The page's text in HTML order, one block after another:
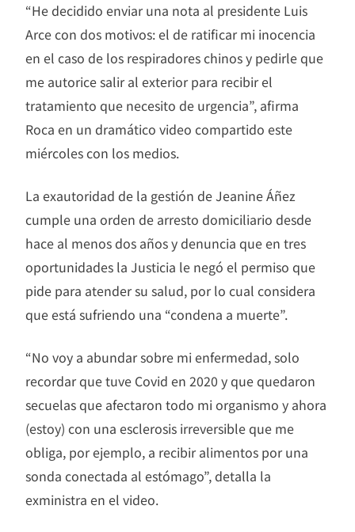
“He decidido enviar una nota al presidente Luis
Arce con dos motivos: el de ratificar mi inocencia
en el caso de los respiradores chinos y pedirle que
me autorice salir al exterior para recibir el
tratamiento que necesito de urgencia”, afirma
Roca en un dramático video compartido este
miércoles con los medios.
La exautoridad de la gestión de Jeanine Áñez
cumple una orden de arresto domiciliario desde
hace al menos dos años y denuncia que en tres
oportunidades la Justicia le negó el permiso que
pide para atender su salud, por lo cual considera
que está sufriendo una “condena a muerte”.
“No voy a abundar sobre mi enfermedad, solo
recordar que tuve Covid en 2020 y que quedaron
secuelas que afectaron todo mi organismo y ahora
(estoy) con una esclerosis irreversible que me
obliga, por ejemplo, a recibir alimentos por una
sonda conectada al estómago”, detalla la
exministra en el video.